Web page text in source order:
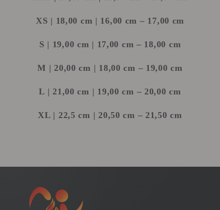
XS | 18,00 cm | 16,00 cm – 17,00 cm
S | 19,00 cm | 17,00 cm – 18,00 cm
M | 20,00 cm | 18,00 cm – 19,00 cm
L | 21,00 cm | 19,00 cm – 20,00 cm
XL | 22,5 cm | 20,50 cm – 21,50 cm